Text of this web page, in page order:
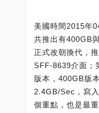
美國時間2015年
共推出有400GB
正式改朝換代，
SFF-8639介面；
版本，400GB版
2.4GB/Sec，寫
個重點，也是最